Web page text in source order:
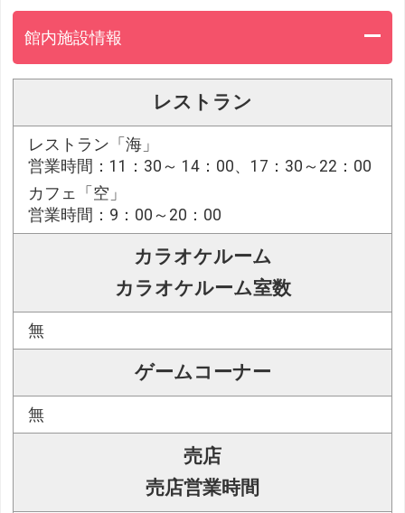
館内施設情報
レストラン
レストラン「海」
営業時間：11：30～ 14：00、17：30～22：00
カフェ「空」
営業時間：9：00～20：00
カラオケルーム
カラオケルーム室数
無
ゲームコーナー
無
売店
売店営業時間